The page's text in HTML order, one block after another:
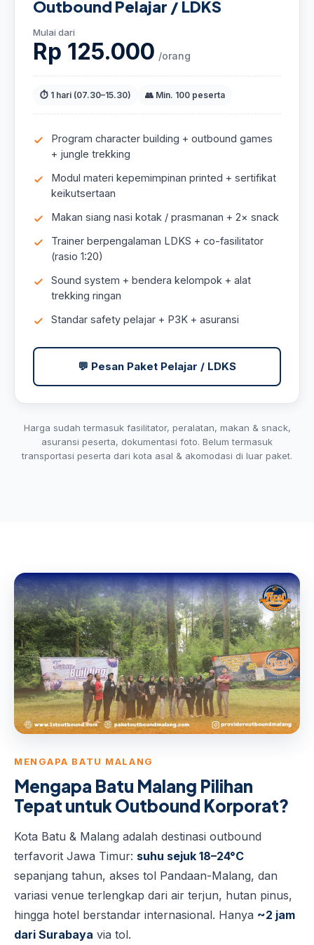
Outbound Pelajar / LDKS
Mulai dari
Rp 125.000 /orang
⏱ 1 hari (07.30–15.30) 👥 Min. 100 peserta
Program character building + outbound games
+ jungle trekking
Modul materi kepemimpinan printed + sertifikat
keikutsertaan
Makan siang nasi kotak / prasmanan + 2× snack
Trainer berpengalaman LDKS + co-fasilitator
(rasio 1:20)
Sound system + bendera kelompok + alat
trekking ringan
Standar safety pelajar + P3K + asuransi
💬 Pesan Paket Pelajar / LDKS
Harga sudah termasuk fasilitator, peralatan, makan & snack,
asuransi peserta, dokumentasi foto. Belum termasuk
transportasi peserta dari kota asal & akomodasi di luar paket.
MENGAPA BATU MALANG
Mengapa Batu Malang Pilihan
Tepat untuk Outbound Korporat?
Kota Batu & Malang adalah destinasi outbound
terfavorit Jawa Timur: suhu sejuk 18–24°C
sepanjang tahun, akses tol Pandaan-Malang, dan
variasi venue terlengkap dari air terjun, hutan pinus,
hingga hotel berstandar internasional. Hanya ~2 jam
dari Surabaya via tol.